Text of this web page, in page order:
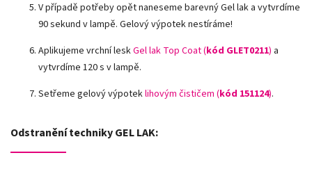
V případě potřeby opět naneseme barevný Gel lak a vytvrdíme
90 sekund v lampě. Gelový výpotek nestíráme!
Aplikujeme vrchní leskGel lak Top Coat (kód GLET0211) a
vytvrdíme 120 s v lampě.
Setřeme gelový výpoteklihovým čističem (kód 151124).
Odstranění techniky GEL LAK: